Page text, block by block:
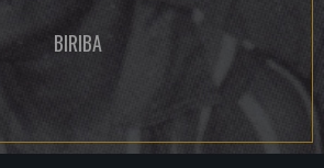
BIRIBA